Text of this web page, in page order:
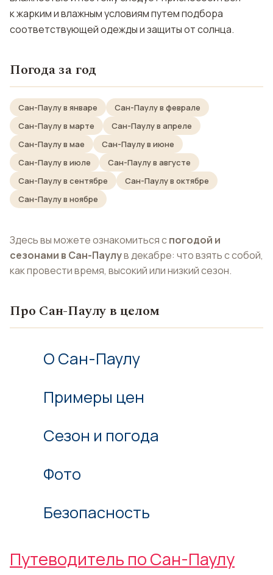
к жарким и влажным условиям путем подбора
соответствующей одежды и защиты от солнца.
Погода за год
Сан-Паулу в январе
Сан-Паулу в феврале
Сан-Паулу в марте
Сан-Паулу в апреле
Сан-Паулу в мае
Сан-Паулу в июне
Сан-Паулу в июле
Сан-Паулу в августе
Сан-Паулу в сентябре
Сан-Паулу в октябре
Сан-Паулу в ноябре
Здесь вы можете ознакомиться спогодой и
сезонами в Сан-Паулув декабре: что взять с собой,
как провести время, высокий или низкий сезон.
Про Сан-Паулу в целом
О Сан-Паулу
Примеры цен
Сезон и погода
Фото
Безопасность
Путеводитель по Сан-Паулу